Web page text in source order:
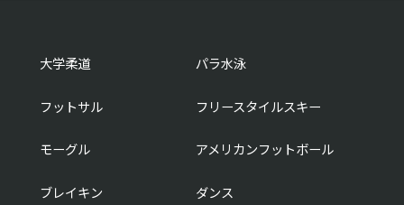
大学柔道 パラ水泳
フットサル フリースタイルスキー
モーグル アメリカンフットボール
ブレイキン ダンス